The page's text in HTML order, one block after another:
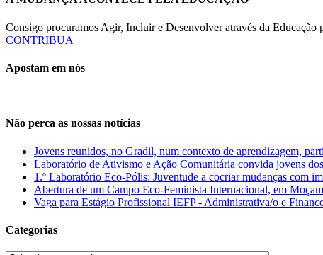
Consigo procuramos Agir, Incluir e Desenvolver através da
CONTRIBUA
Apostam em nós
Não perca as nossas notícias
Jovens reunidos, no Gradil, num contexto de aprendizagem,
Laboratório de Ativismo e Ação Comunitária convida jovens
1.º Laboratório Eco-Pólis: Juventude a cocriar mudanças com
Abertura de um Campo Eco-Feminista Internacional, em
Vaga para Estágio Profissional IEFP - Administrativa/o e
Categorias